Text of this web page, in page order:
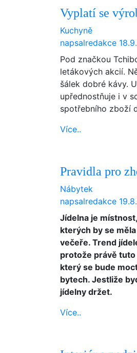
Vyplatí se
Kuchyně
napsalredakce
Pod značkou
letákových akcií.
šálek dobré kávy.
upřednostňuje i v
spotřebního zboží
Více..
Pravidla pro
Nábytek
napsalredakce
Jídelna je
kterých by se
večeře. Trend
protože právě tuto
který se bude
bytech. Jestliže
jídelny držet.
Více..